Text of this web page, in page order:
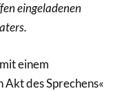
eingeladenen
einem
des Sprechens«